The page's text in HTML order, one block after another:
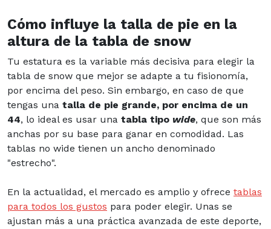
Cómo influye la talla de pie en la
altura de la tabla de snow
Tu estatura es la variable más decisiva para elegir la
tabla de snow que mejor se adapte a tu fisionomía,
por encima del peso. Sin embargo, en caso de que
tengas una talla de pie grande, por encima de un
44, lo ideal es usar una tabla tipo wide, que son más
anchas por su base para ganar en comodidad. Las
tablas no wide tienen un ancho denominado
"estrecho".
En la actualidad, el mercado es amplio y ofrece tablas
para todos los gustos para poder elegir. Unas se
ajustan más a una práctica avanzada de este deporte,